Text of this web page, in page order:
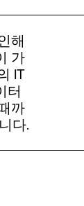
해
가
IT
터
까
다.